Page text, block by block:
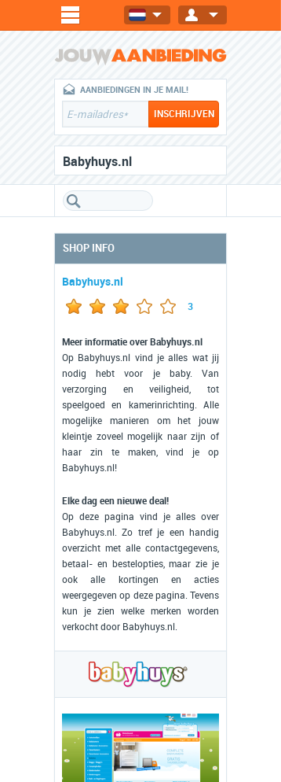
AANBIEDINGEN IN JE MAIL!
Babyhuys.nl
SHOP INFO
Babyhuys.nl
3
Meer informatie over Babyhuys.nl
Op Babyhuys.nl vind je alles wat jij
nodig hebt voor je baby. Van
verzorging en veiligheid, tot
speelgoed en kamerinrichting. Alle
mogelijke manieren om het jouw
kleintje zoveel mogelijk naar zijn of
haar zin te maken, vind je op
Babyhuys.nl!
Elke dag een nieuwe deal!
Op deze pagina vind je alles over
Babyhuys.nl. Zo tref je een handig
overzicht met alle contactgegevens,
betaal- en bestelopties, maar zie je
ook alle kortingen en acties
weergegeven op deze pagina. Tevens
kun je zien welke merken worden
verkocht door Babyhuys.nl.